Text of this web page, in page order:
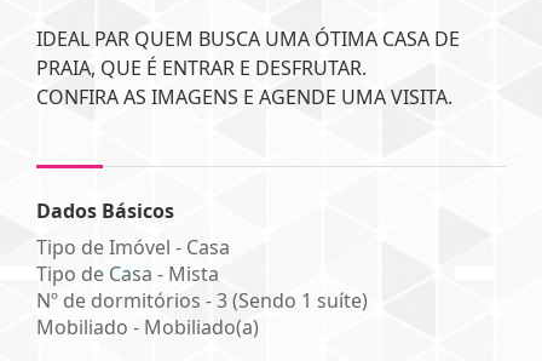
IDEAL PAR QUEM BUSCA UMA ÓTIMA CASA DE
PRAIA, QUE É ENTRAR E DESFRUTAR.
CONFIRA AS IMAGENS E AGENDE UMA VISITA.
Dados Básicos
Tipo de Imóvel - Casa
Tipo de Casa - Mista
Nº de dormitórios - 3 (Sendo 1 suíte)
Mobiliado - Mobiliado(a)